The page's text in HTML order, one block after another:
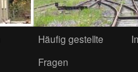
Häufig gestellte
Fragen